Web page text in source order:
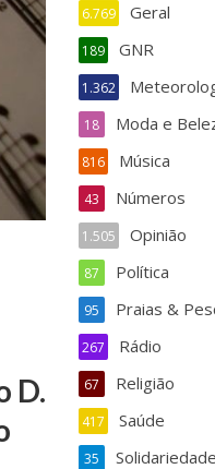
D.
Geral
6.769
GNR
189
1.362
Moda e
18
Música
816
Números
43
Opinião
1.505
Política
87
Praias &
95
Rádio
267
Religião
67
Saúde
417
Solidariedade
35